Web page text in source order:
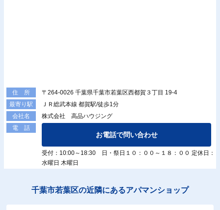
住 所
〒264-0026 千葉県千葉市若葉区西都賀３丁目 19-4
最寄り駅
ＪＲ総武本線 都賀駅/徒歩1分
会社名
株式会社 高品ハウジング
電 話
お電話で問い合わせ
受付：10:00～18:30 日・祭日１０：００～１８：００ 定休日：
水曜日 木曜日
千葉市若葉区の近隣にあるアパマンショップ